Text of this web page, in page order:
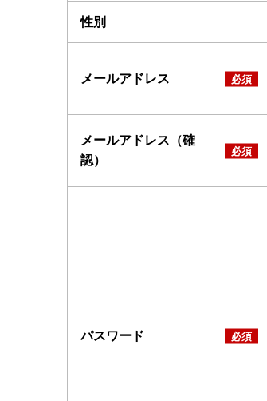
性別
メールアドレス
メールアドレス（確
認）
パスワード